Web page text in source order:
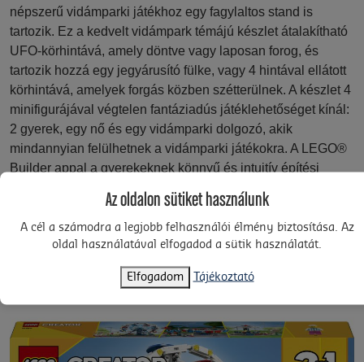
népszerű vidámparki játékhoz egy fagylaltos stand is
tartozik. Ez a kedvelt vidámpark témájú készlet átalakítható
UFO-körhintává, amely döntve vagy laposan forog, és
tartozik hozzá egy jegyárusító fülke, vagy 4 hintával ellátott
körhintává, amelyek forgás közben szétterülnek. A készlet 4
minifigurájával végtelen fantáziadús játéklehetőséget kínál:
2 gyerek, egy nő és egy vidámparki dolgozó, akik
mindannyian felülhetnek a vidámparki játékokra. A LEGO®
Builder appal a gyerekeknek könnyű és intuitív építési
segítségével felnagyíthatják és elforgathatják. A modelleket
egyszerre nem lehet megépíteni. A készlet 916 elemet
tartalmaz.
Az oldalon sütiket használunk
A cél a számodra a legjobb felhasználói élmény biztosítása. Az
oldal használatával elfogadod a sütik használatát.
Elfogadom Tájékoztató